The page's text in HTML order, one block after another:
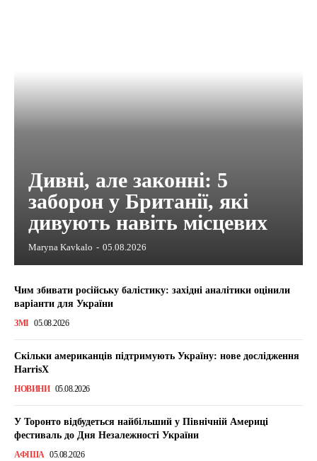
Дивні, але законні: 5
заборон у Британії, які
дивують навіть місцевих
Maryna Kavkalo - 05.08.2026
Чим збивати російську балістику: західні аналітики оцінили
варіанти для України
ЗМІ 05.08.2026
Скільки американців підтримують Україну: нове дослідження
HarrisX
НОВИНИ 05.08.2026
У Торонто відбудеться найбільший у Північній Америці
фестиваль до Дня Незалежності України
АФІША 05.08.2026